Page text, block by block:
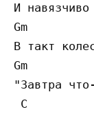
И
Gm
В такт
Gm
"Завтра
C